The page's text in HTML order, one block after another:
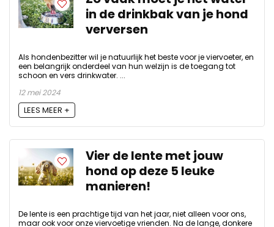
in de drinkbak van je hond
verversen
Als hondenbezitter wil je natuurlijk het beste voor je viervoeter, en
een belangrijk onderdeel van hun welzijn is de toegang tot
schoon en vers drinkwater. ...
12 mei 2024
LEES MEER +
Vier de lente met jouw
hond op deze 5 leuke
manieren!
De lente is een prachtige tijd van het jaar, niet alleen voor ons,
maar ook voor onze viervoetige vrienden. Na de lange, donkere